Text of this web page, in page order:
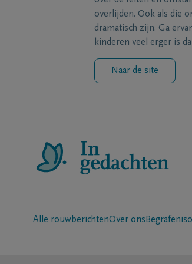
overlijden. Ook als die
dramatisch zijn. Ga
kinderen veel erger is
Naar de site
Alle rouwberichtenOver ons